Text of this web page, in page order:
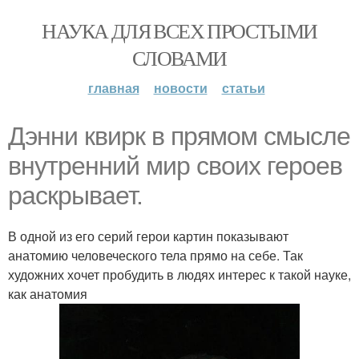
НАУКА ДЛЯ ВСЕХ ПРОСТЫМИ
СЛОВАМИ
главная новости статьи
Дэнни квирк в прямом смысле
внутренний мир своих героев
раскрывает.
В одной из его серий герои картин показывают
анатомию человеческого тела прямо на себе. Так
художних хочет пробудить в людях интерес к такой науке,
как анатомия